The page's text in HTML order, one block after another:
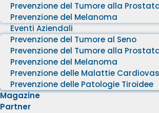
Prevenzione del Tumore alla
Prevenzione del Melanoma
Eventi Aziendali
Prevenzione del Tumore al Seno
Prevenzione del Tumore alla
Prevenzione del Melanoma
Prevenzione delle Malattie
Prevenzione delle Patologie Tiroidee
Magazine
Partner